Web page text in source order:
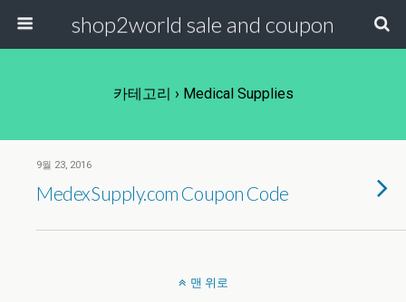
shop2world sale and coupon
카테고리 › Medical Supplies
9월 23, 2016
MedexSupply.com Coupon Code
맨 위로